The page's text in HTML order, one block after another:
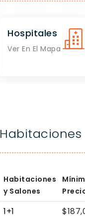
Hospitales
Ver En El Mapa
Habitaciones
y Salones
1+1